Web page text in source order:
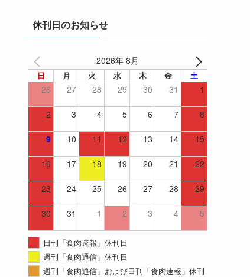
ブ休刊日のお知らせ
2026年 8月
日 月 火 水 木 金 土
26 27 28 29 30 31 1
2 3 4 5 6 7 8
9 10 11 12 13 14 15
16 17 18 19 20 21 22
23 24 25 26 27 28 29
30 31 1 2 3 4 5
日刊「食肉速報」休刊日
週刊「食肉通信」休刊日
週刊「食肉通信」および日刊「食肉速報」休刊